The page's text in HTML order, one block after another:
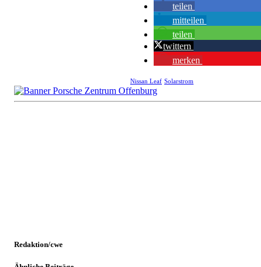
teilen
mitteilen
teilen
twittern
merken
Nissan Leaf Solarstrom
Redaktion/cwe